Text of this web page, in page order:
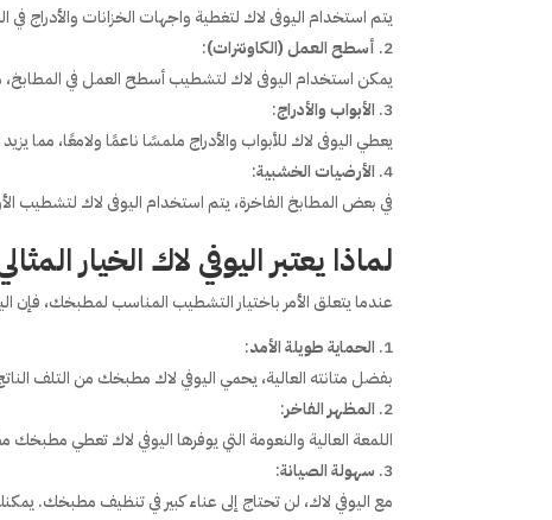
يتم استخدام اليوفى لاك لتغطية واجهات الخزانات
أسطح العمل (الكاونترات):
يمكن استخدام اليوفى لاك لتشطيب أسطح العمل في
الأبواب والأدراج:
يعطي اليوفى لاك للأبواب والأدراج ملمسًا ناعمًا ولامعًا، مما
الأرضيات الخشبية:
في بعض المطابخ الفاخرة، يتم استخدام اليوفى لاك لتشطيب
لماذا يعتبر اليوفي لاك الخيار
عندما يتعلق الأمر باختيار التشطيب المناسب لمطبخك، فإن
الحماية طويلة الأمد:
بفضل متانته العالية، يحمي اليوفي لاك مطبخك من التلف
المظهر الفاخر:
اللمعة العالية والنعومة التي يوفرها اليوفي لاك تعطي مطبخك
سهولة الصيانة:
مع اليوفي لاك، لن تحتاج إلى عناء كبير في تنظيف مطبخك.